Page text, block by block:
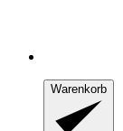
Warenkorb